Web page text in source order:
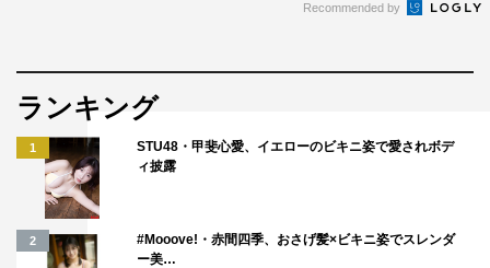
「ずっと夢見ていたグラビア活動を、ミスFLASHとして
スタートさせることができて感無量です。これから1年
間、皆さんに愛される存在を目指して頑張ります。クール
に見られがちですが、わちゃわちゃ騒ぐあわてんぼうなキ
ャラ。そして、昔からオタク気質で、ゲーム、アニメ、コ
スプレが趣味なこともぜひ覚えておいてください！」
Recommended by
ランキング
1
STU48・甲斐心愛、イエローのビキニ姿で愛されボデ
ィ披露
2
#Mooove!・赤間四季、おさげ髪×ビキニ姿でスレンダ
ー美…